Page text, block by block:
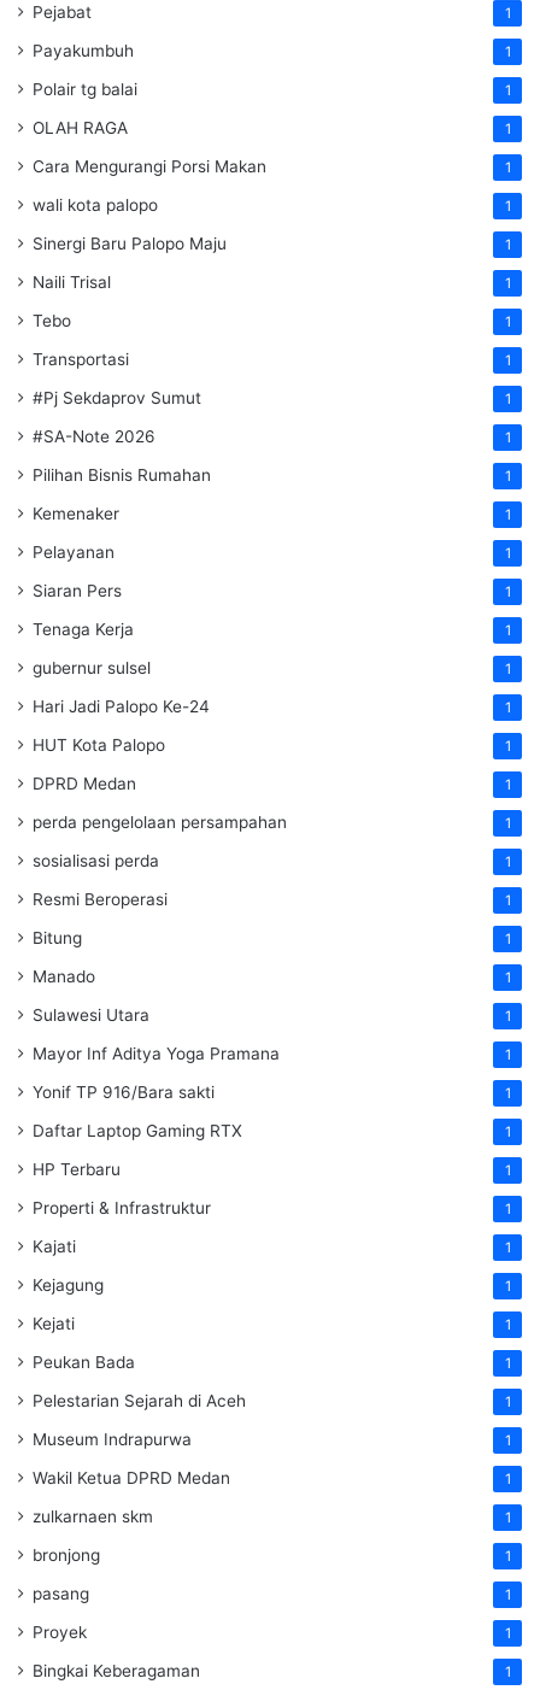
Pejabat 1
Payakumbuh 1
Polair tg balai 1
OLAH RAGA 1
Cara Mengurangi Porsi Makan 1
wali kota palopo 1
Sinergi Baru Palopo Maju 1
Naili Trisal 1
Tebo 1
Transportasi 1
#Pj Sekdaprov Sumut 1
#SA-Note 2026 1
Pilihan Bisnis Rumahan 1
Kemenaker 1
Pelayanan 1
Siaran Pers 1
Tenaga Kerja 1
gubernur sulsel 1
Hari Jadi Palopo Ke-24 1
HUT Kota Palopo 1
DPRD Medan 1
perda pengelolaan persampahan 1
sosialisasi perda 1
Resmi Beroperasi 1
Bitung 1
Manado 1
Sulawesi Utara 1
Mayor Inf Aditya Yoga Pramana 1
Yonif TP 916/Bara sakti 1
Daftar Laptop Gaming RTX 1
HP Terbaru 1
Properti & Infrastruktur 1
Kajati 1
Kejagung 1
Kejati 1
Peukan Bada 1
Pelestarian Sejarah di Aceh 1
Museum Indrapurwa 1
Wakil Ketua DPRD Medan 1
zulkarnaen skm 1
bronjong 1
pasang 1
Proyek 1
Bingkai Keberagaman 1